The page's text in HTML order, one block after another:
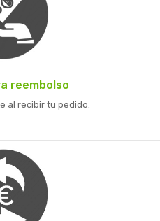
reembolso
al recibir tu pedido.